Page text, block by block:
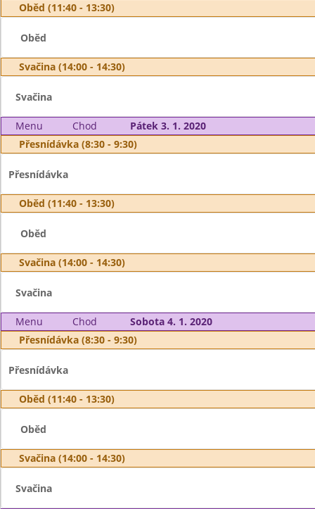
Oběd (11:40 - 13:30)
Oběd
Svačina (14:00 - 14:30)
Svačina
Menu Chod
Pátek 3. 1. 2020
Přesnídávka (8:30 - 9:30)
Přesnídávka
Oběd (11:40 - 13:30)
Oběd
Svačina (14:00 - 14:30)
Svačina
Menu Chod
Sobota 4. 1. 2020
Přesnídávka (8:30 - 9:30)
Přesnídávka
Oběd (11:40 - 13:30)
Oběd
Svačina (14:00 - 14:30)
Svačina